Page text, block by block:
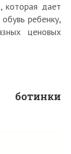
которая дает
ребенку,
ценовых
ботинки